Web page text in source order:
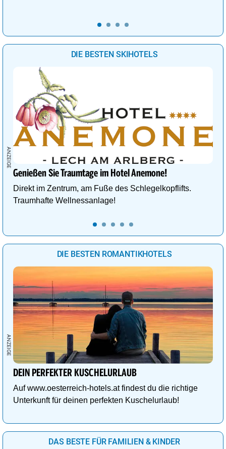
DIE BESTEN SKIHOTELS
Genießen Sie Traumtage im Hotel Anemone!
Direkt im Zentrum, am Fuße des Schlegelkopflifts.
Traumhafte Wellnessanlage!
DIE BESTEN ROMANTIKHOTELS
DEIN PERFEKTER KUSCHELURLAUB
Auf www.oesterreich-hotels.at findest du die richtige
Unterkunft für deinen perfekten Kuschelurlaub!
DAS BESTE FÜR FAMILIEN & KINDER